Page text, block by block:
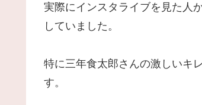
実際にインスタライブを見た人
していました。
特に三年食太郎さんの激しいキ
す。